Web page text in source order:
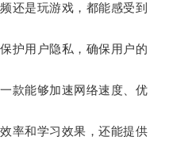
是玩游戏，都能感受到
用户隐私，确保用户的
能够加速网络速度、优
和学习效果，还能提供